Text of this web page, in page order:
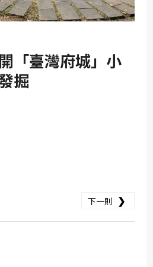
SDG9
SDG11
SDG12
「臺灣府城」小
掘
下一則 ❯